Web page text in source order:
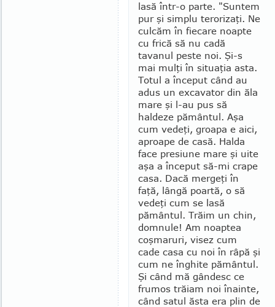
lasă într-o parte. "Suntem
pur şi simplu terorizaţi. Ne
culcăm în fiecare noapte
cu frică să nu cadă
tavanul peste noi. Şi-s
mai mulţi în situaţia asta.
Totul a început când au
adus un excavator din ăla
mare şi l-au pus să
haldeze pă­mân­tul. Aşa
cum vedeţi, groapa e aici,
aproape de casă. Halda
face presiune mare şi uite
aşa a început să-mi crape
casa. Dacă mergeţi în
faţă, lângă poartă, o să
vedeţi cum se lasă
pământul. Trăim un chin,
domnule! Am noaptea
coşmaruri, visez cum
cade casa cu noi în râpă şi
cum ne înghite pămân­tul.
Şi când mă gândesc ce
frumos trăiam noi îna­in­te,
când satul ăsta era plin de